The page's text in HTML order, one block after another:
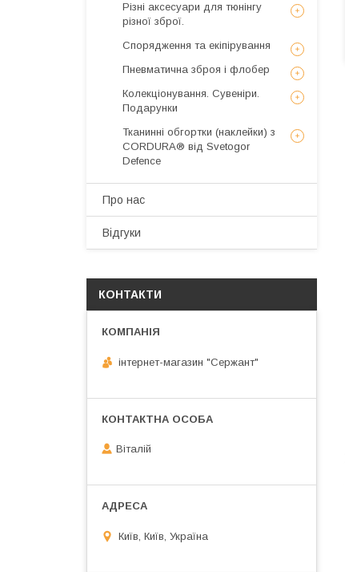
Різні аксесуари для тюнінгу
різної зброї.
Спорядження та екіпірування
Пневматична зброя і флобер
Колекціонування. Сувеніри.
Подарунки
Тканинні обгортки (наклейки) з
CORDURA® від Svetogor
Defence
Про нас
Відгуки
КОНТАКТИ
інтернет-магазин "Сержант"
Віталій
Київ, Київ, Україна